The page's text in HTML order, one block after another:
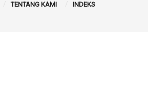
TENTANG KAMI INDEKS